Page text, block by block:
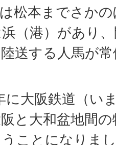
松本までさか
（港）があり
送する人馬が
に大阪鉄道（い
と大和盆地間
ことになりま